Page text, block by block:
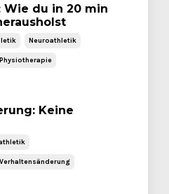
Wie du in 20 min
Neuroathletik
Physiotherapie
Keine
Verhaltensänderung